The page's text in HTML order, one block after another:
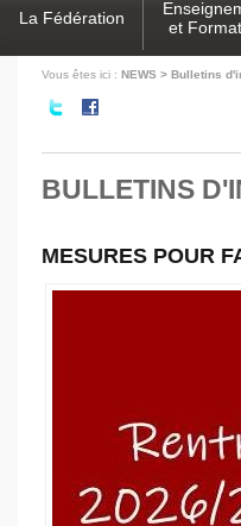
La Fédération
et
Vous êtes ici : NEWS > Bulletins
BULLETINS
MESURES POUR